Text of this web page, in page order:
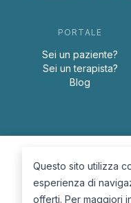
PORTALE
Sei un paziente?
Sei un terapista?
Blog
Questo sito utilizza
esperienza di
offerti. Per maggiori